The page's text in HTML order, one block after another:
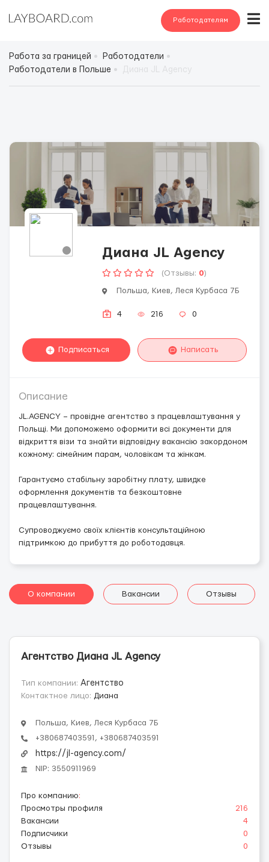
Работодателям
Работа за границей
Работодатели
Работодатели в Польше
Диана JL Agency
(Отзывы: 0)
Польша, Киев, Леся Курбаса 7Б
4 216 0
Подписаться Написать
Описание
JL.AGENCY – провідне агентство з працевлаштування у
Польщі. Ми допоможемо оформити всі документи для
відкриття візи та знайти відповідну вакансію закордоном
кожному: сімейним парам, чоловікам та жінкам.
Гарантуємо стабільну заробітну плату, швидке
оформлення документів та безкоштовне
працевлаштування.
Супроводжуємо своїх клієнтів консультаційною
підтримкою до прибуття до роботодавця.
О компании Вакансии Отзывы
Агентство Диана JL Agency
Тип компании: Агентство
Контактное лицо: Диана
Польша, Киев, Леся Курбаса 7Б
+380687403591, +380687403591
https://jl-agency.com/
NIP: 3550911969
Про компанию:
Просмотры профиля
216
Вакансии
4
Подписчики
0
Отзывы
0